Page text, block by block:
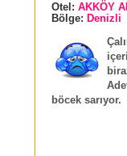
Otel: AKKÖY
Bölge: Denizli
böcek sarıyor.